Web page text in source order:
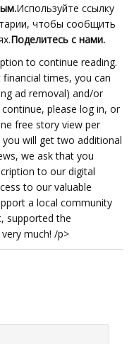
Используйте ссылку
чтобы сообщить
Поделитесь с нами.
to continue reading.
times, you can
ad removal) and/or
please log in, or
free story view per
will get two additional
we ask that you
to our digital
to our valuable
a local community
supported the
much! /p>